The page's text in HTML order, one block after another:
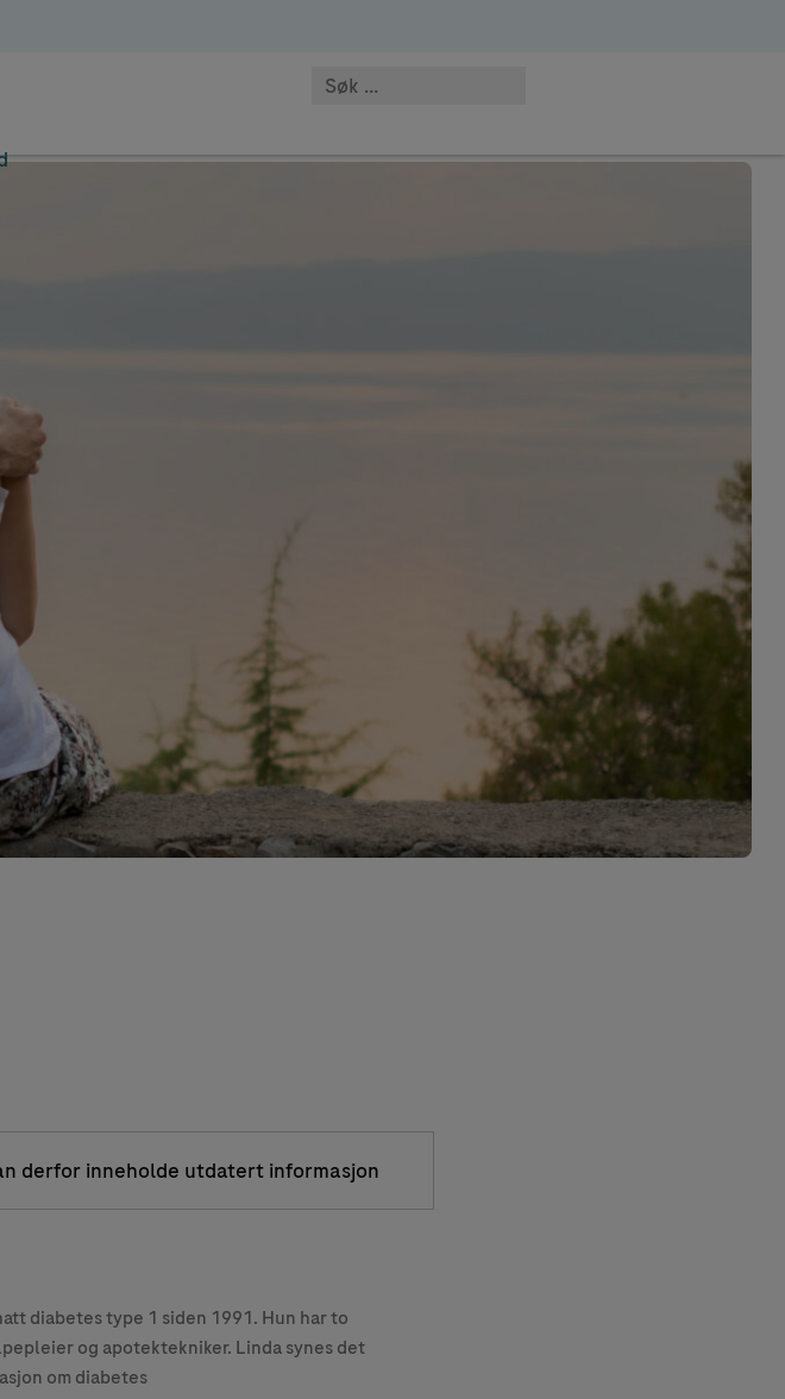
derfor inneholde utdatert informasjon
diabetes type 1 siden 1991. Hun har to
og apotektekniker. Linda synes det
om diabetes